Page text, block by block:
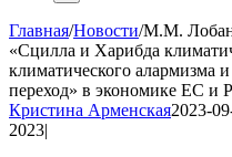
Главная/Новости/М.М.
«Сцилла и Харибда
климатического алармизма
переход» в экономике ЕС и
Кристина Арменская2023-
2023|